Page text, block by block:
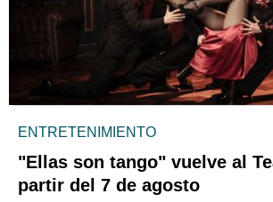
ENTRETENIMIENTO
"Ellas son tango" vuelve al
partir del 7 de agosto